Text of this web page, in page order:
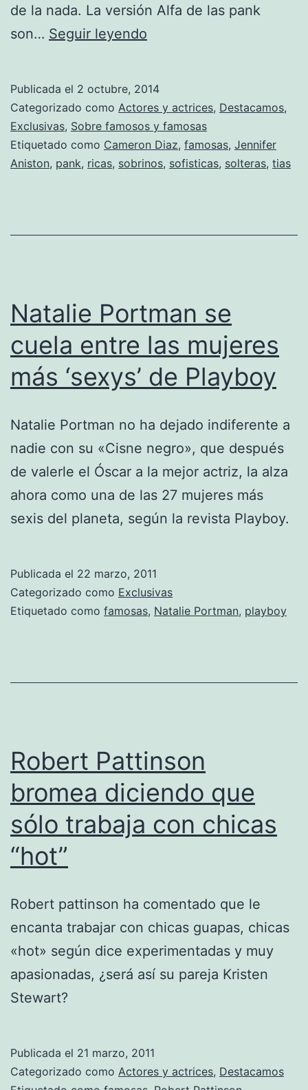
de la nada. La versión Alfa de las pank
son… Seguir leyendo
de
la
solterona,
La
Publicada el 2 octubre, 2014
Categorizado como Actores y actrices, Destacamos,
Exclusivas, Sobre famosos y famosas
Etiquetado como Cameron Diaz, famosas, Jennifer
Aniston, pank, ricas, sobrinos, sofisticas, solteras, tias
Natalie Portman se
cuela entre las mujeres
más ‘sexys’ de Playboy
Natalie Portman no ha dejado indiferente a
nadie con su «Cisne negro», que después
de valerle el Óscar a la mejor actriz, la alza
ahora como una de las 27 mujeres más
sexis del planeta, según la revista Playboy.
Publicada el 22 marzo, 2011
Categorizado como Exclusivas
Etiquetado como famosas, Natalie Portman, playboy
Robert Pattinson
bromea diciendo que
sólo trabaja con chicas
“hot”
Robert pattinson ha comentado que le
encanta trabajar con chicas guapas, chicas
«hot» según dice experimentadas y muy
apasionadas, ¿será así su pareja Kristen
Stewart?
Publicada el 21 marzo, 2011
Categorizado como Actores y actrices, Destacamos